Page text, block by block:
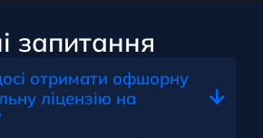
запитання
отримати офшорну
ліцензію на